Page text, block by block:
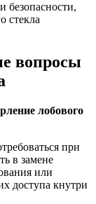
безопасности,
стекла
вопросы
лобового
при
в замене
или
доступа кнутри